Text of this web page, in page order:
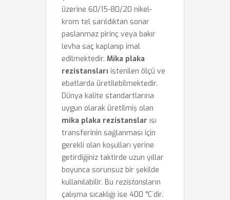
üzerine 60/15-80/20 nikel-
krom tel sarıldıktan sonar
paslanmaz pirinç veya bakır
levha saç kaplanıp imal
edilmektedir. Mika plaka
rezistansları istenilen ölçü ve
ebatlarda üretilebilmektedir.
Dünya kalite standartlarına
uygun olarak üretilmiş olan
mika plaka rezistanslar ısı
transferinin sağlanması için
gerekli olan koşulları yerine
getirdiğiniz taktirde uzun yıllar
boyunca sorunsuz bir şekilde
kullanılabilir. Bu rezistansların
çalışma sıcaklığı ise 400 °C´dir.